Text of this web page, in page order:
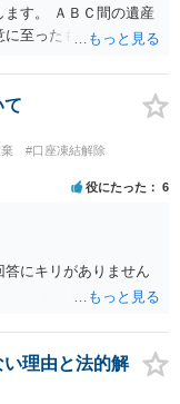
す。 ＡＢＣ間の遺産
至ったものであって
遺産分割協議書への署
念ながら，「ＡＢＣ間
前提に基づく主張は困
了のまま，ＡとＢが
いて協議を進める必
ＡＢＣ間の遺産分割協
困難だと思います。
ればならないかもし
て
#口座凍結解除
役にたった 6
にキリがありません
い理由と法的解